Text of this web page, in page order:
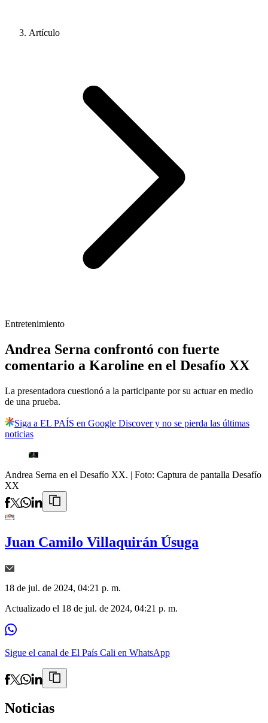
Artículo
Entretenimiento
Andrea Serna confrontó con fuerte
comentario a Karoline en el Desafío XX
La presentadora cuestionó a la participante por su actuar en medio
de una prueba.
Siga a EL PAÍS en Google Discover y no se pierda las últimas
noticias
Andrea Serna en el Desafío XX. | Foto: Captura de pantalla Desafío
XX
Juan Camilo Villaquirán Úsuga
18 de jul. de 2024, 04:21 p. m.
Actualizado el 18 de jul. de 2024, 04:21 p. m.
Sigue el canal de El País Cali en WhatsApp
Noticias